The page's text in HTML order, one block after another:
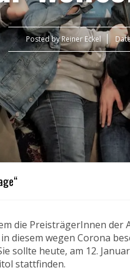
Posted byReiner Eckel
die PreisträgerInnen
diesem wegen Corona
sollte heute, am 12.
stattfinden.